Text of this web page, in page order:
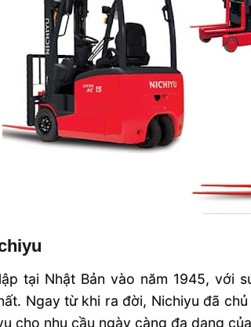
tại Nhật Bản vào năm 1945, với
Ngay từ khi ra đời, Nichiyu đã
cho nhu cầu ngày càng đa dạng